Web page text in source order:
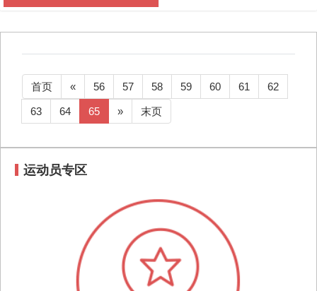
首页 « 56 57 58 59 60 61 62
63 64 65 » 末页
运动员专区